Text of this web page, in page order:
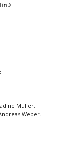
Müller,
Weber.